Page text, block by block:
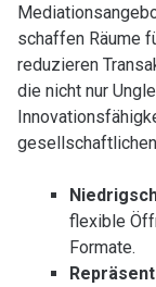
schaffen Räume
reduzieren
die nicht nur
flexible
Formate.